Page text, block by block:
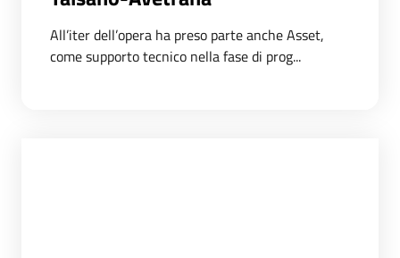
All’iter dell’opera ha preso parte anche Asset,
come supporto tecnico nella fase di prog...